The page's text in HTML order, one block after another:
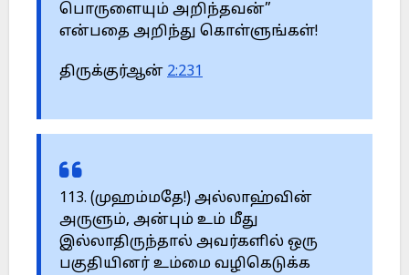
பொருளையும் அறிந்தவன்”
என்பதை அறிந்து கொள்ளுங்கள்!
திருக்குர்ஆன் 2:231
113. (முஹம்மதே!) அல்லாஹ்வின்
அருளும், அன்பும் உம் மீது
இல்லாதிருந்தால் அவர்களில் ஒரு
பகுதியினர் உம்மை வழிகெடுக்க